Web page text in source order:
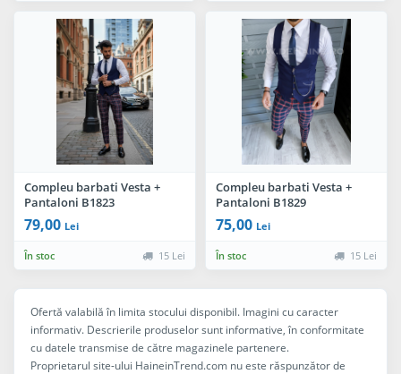
Compleu barbati Vesta +
Pantaloni B1823
79,00 Lei
În stoc 15 Lei
Compleu barbati Vesta +
Pantaloni B1829
75,00 Lei
În stoc 15 Lei
Ofertă valabilă în limita stocului disponibil. Imagini cu caracter
informativ. Descrierile produselor sunt informative, în conformitate
cu datele transmise de către magazinele partenere.
Proprietarul site-ului HaineinTrend.com nu este răspunzător de